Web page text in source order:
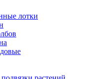
лотки